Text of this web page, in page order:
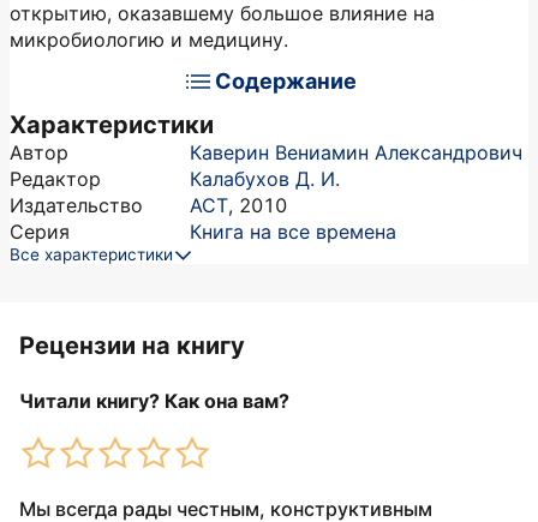
открытию, оказавшему большое влияние на
микробиологию и медицину.
Содержание
Характеристики
Автор
Каверин Вениамин Александрович
Редактор
Калабухов Д. И.
Издательство
АСТ, 2010
Серия
Книга на все времена
Все характеристики
Рецензии на книгу
Читали книгу? Как она вам?
Мы всегда рады честным, конструктивным